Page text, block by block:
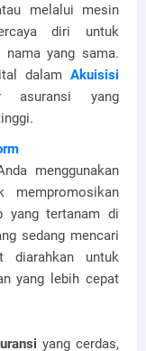
melalui mesin
diri untuk
yang sama.
dalam Akuisisi
yang
menggunakan
yang tertanam di
sedang mencari
diarahkan untuk
yang lebih cepat
yang cerdas,